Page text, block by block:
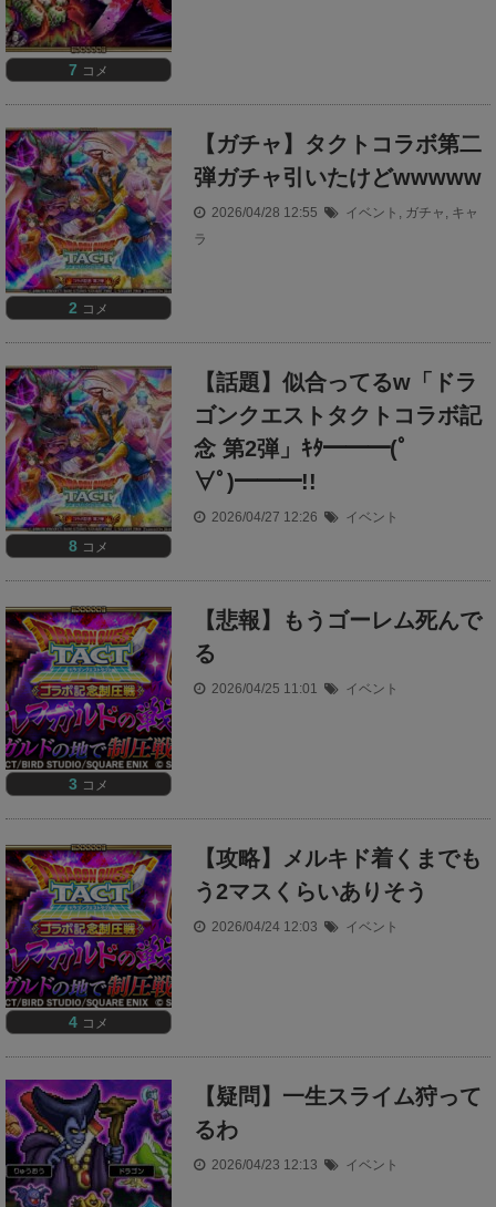
7 コメ
2 コメ
【ガチャ】タクトコラボ第二
弾ガチャ引いたけどwwwww
2026/04/28 12:55 イベント , ガチャ , キャ
ラ
8 コメ
【話題】似合ってるw「ドラ
ゴンクエストタクトコラボ記
念 第2弾」ｷﾀ━━━(ﾟ
∀ﾟ)━━━!!
2026/04/27 12:26 イベント
3 コメ
【悲報】もうゴーレム死んで
る
2026/04/25 11:01 イベント
4 コメ
【攻略】メルキド着くまでも
う2マスくらいありそう
2026/04/24 12:03 イベント
【疑問】一生スライム狩って
るわ
2026/04/23 12:13 イベント